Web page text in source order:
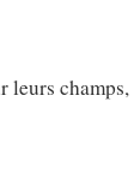
leurs champs,